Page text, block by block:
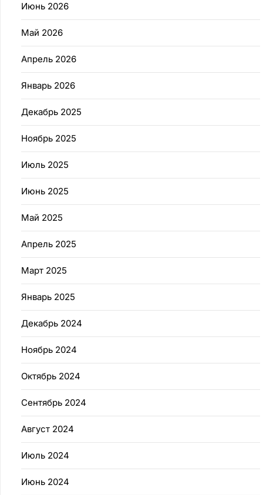
Июнь 2026
Май 2026
Апрель 2026
Январь 2026
Декабрь 2025
Ноябрь 2025
Июль 2025
Июнь 2025
Май 2025
Апрель 2025
Март 2025
Январь 2025
Декабрь 2024
Ноябрь 2024
Октябрь 2024
Сентябрь 2024
Август 2024
Июль 2024
Июнь 2024